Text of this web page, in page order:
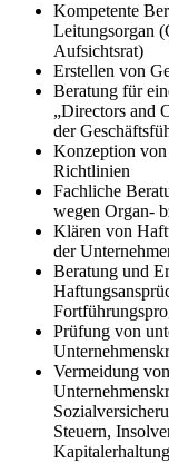
Kompetente
Leitungsorgan
Aufsichtsrat)
Erstellen von
Beratung für
„Directors and
der
Konzeption
Richtlinien
Fachliche
wegen Organ-
Klären von
der
Beratung und
Prüfung von
Vermeidung
Steuern,